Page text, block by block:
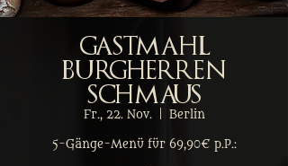
Gastmahl
Burgherren
Schmaus
Fr., 22. Nov.
  |
Berlin
5-Gänge-Menü für 69,90€ p.P.: